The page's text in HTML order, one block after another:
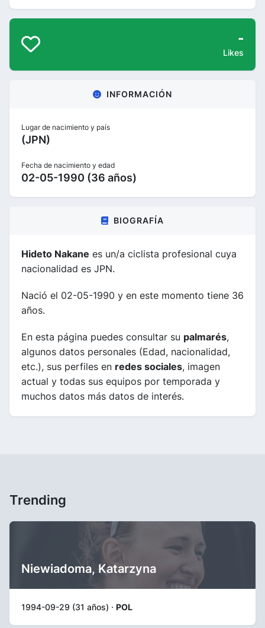
-
Likes
INFORMACIÓN
Lugar de nacimiento y país
(JPN)
Fecha de nacimiento y edad
02-05-1990 (36 años)
BIOGRAFÍA
Hideto Nakane es un/a ciclista profesional cuya
nacionalidad es JPN.
Nació el 02-05-1990 y en este momento tiene 36
años.
En esta página puedes consultar su palmarés,
algunos datos personales (Edad, nacionalidad,
etc.), sus perfiles en redes sociales, imagen
actual y todas sus equipos por temporada y
muchos datos más datos de interés.
Trending
Niewiadoma, Katarzyna
1994-09-29 (31 años) · POL